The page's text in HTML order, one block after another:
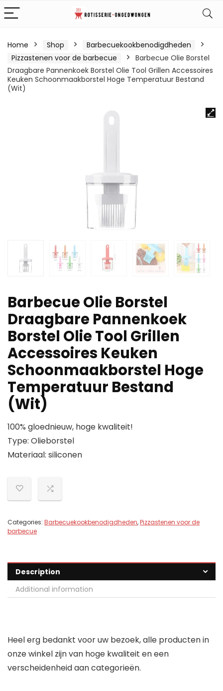
Home Shop
Barbecuekookbenodigdheden
Pizzastenen voor de barbecue
Barbecue Olie Borstel
Draagbare Pannenkoek Borstel Olie Tool Grillen Accessoires
Keuken Schoonmaakborstel Hoge Temperatuur Bestand
(Wit)
Barbecue Olie Borstel
Draagbare Pannenkoek
Borstel Olie Tool Grillen
Accessoires Keuken
Schoonmaakborstel Hoge
Temperatuur Bestand
(Wit)
100% gloednieuw, hoge kwaliteit!
Type: Olieborstel
Materiaal: siliconen
Categories: Barbecuekookbenodigdheden,Pizzastenen voor de
barbecue
Description
Additional information
Heel erg bedankt voor uw bezoek, alle producten in
onze winkel zijn van hoge kwaliteit en een
verscheidenheid aan categorieën.